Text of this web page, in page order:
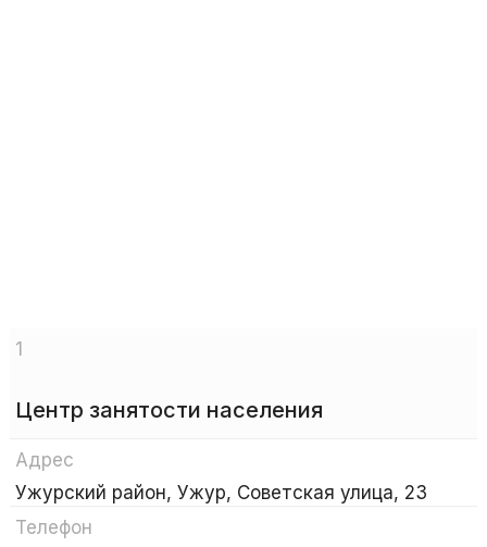
1
Центр занятости населения
Адрес
Ужурский район, Ужур, Советская улица, 23
Телефон